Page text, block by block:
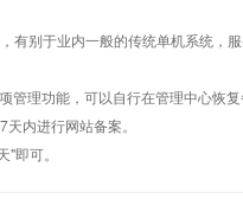
有别于业内一般的传统单机系统，
管理功能，可以自行在管理中心恢
内进行网站备案。
即可。